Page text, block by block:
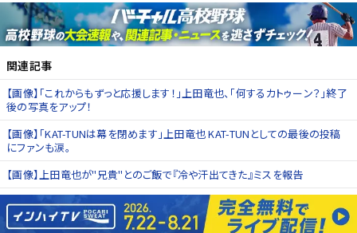
関連記事
【画像】「これからもずっと応援します！」上田竜也、「何するカトゥーン？」終了
後の写真をアップ！
【画像】「KAT-TUNは幕を閉めます」上田竜也 KAT-TUNとしての最後の投稿
にファンも涙。
【画像】上田竜也が"兄貴"とのご飯で『冷や汗出てきた』ミスを報告